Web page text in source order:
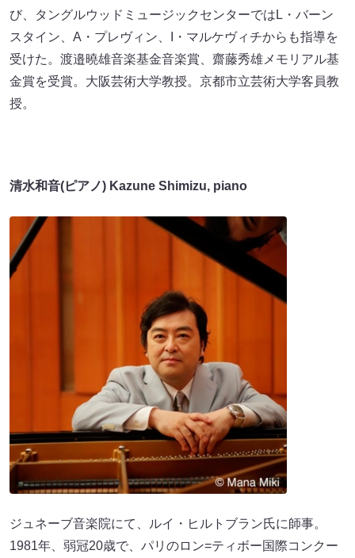
び、タングルウッドミュージックセンターではL・バーン
スタイン、A・プレヴィン、I・マルケヴィチからも指導を
受けた。渡邉曉雄音楽基金音楽賞、齋藤秀雄メモリアル基
金賞を受賞。大阪芸術大学教授。京都市立芸術大学客員教
授。
清水和音(ピアノ) Kazune Shimizu, piano
ジュネーブ音楽院にて、ルイ・ヒルトブラン氏に師事。
1981年、弱冠20歳で、パリのロン=ティボー国際コンクー